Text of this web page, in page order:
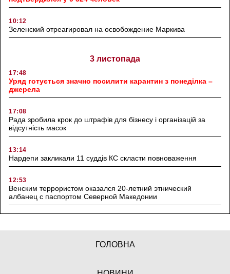
10:12
Зеленский отреагировал на освобождение Маркива
3 листопада
17:48
Уряд готується значно посилити карантин з понеділка –
джерела
17:08
Рада зробила крок до штрафів для бізнесу і організацій за
відсутність масок
13:14
Нардепи закликали 11 суддів КС скласти повноваження
12:53
Венским террористом оказался 20-летний этнический
албанец с паспортом Северной Македонии
ГОЛОВНА